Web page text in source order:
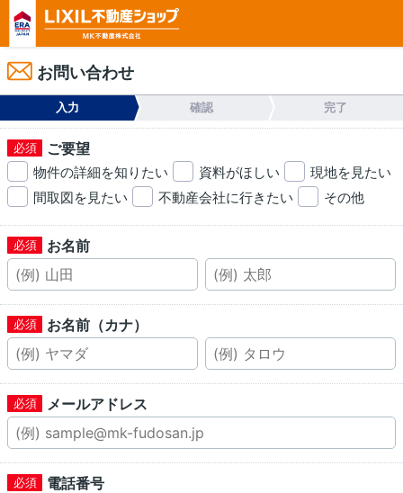
お問い合わせ
入力 確認 完了
ご要望
物件の詳細を知りたい 資料がほしい
現地を見たい
間取図を見たい
不動産会社に行きたい その他
お名前
お名前（カナ）
メールアドレス
電話番号